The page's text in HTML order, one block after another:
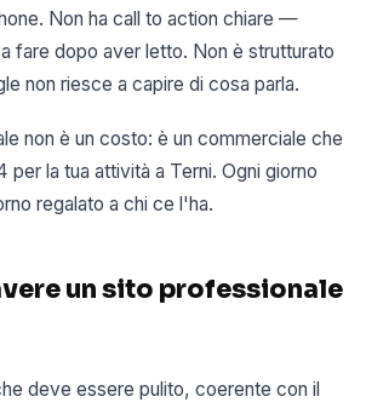
Non ha call to action chiare —
fare dopo aver letto. Non è strutturato
non riesce a capire di cosa parla.
non è un costo: è un commerciale che
per la tua attività a Terni. Ogni giorno
regalato a chi ce l'ha.
un sito professionale
deve essere pulito, coerente con il